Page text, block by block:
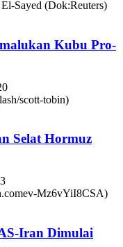
Kubu Pro-
Selat Hormuz
Iran Dimulai